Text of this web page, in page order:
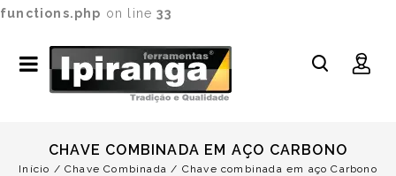
functions.php on line33
CHAVE COMBINADA EM AÇO CARBONO
Início /Chave Combinada / Chave combinada em aço Carbono